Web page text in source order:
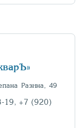
Разина, 49
19, +7 (920)